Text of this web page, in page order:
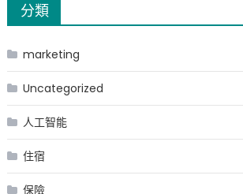
分類
marketing
Uncategorized
人工智能
住宿
保險